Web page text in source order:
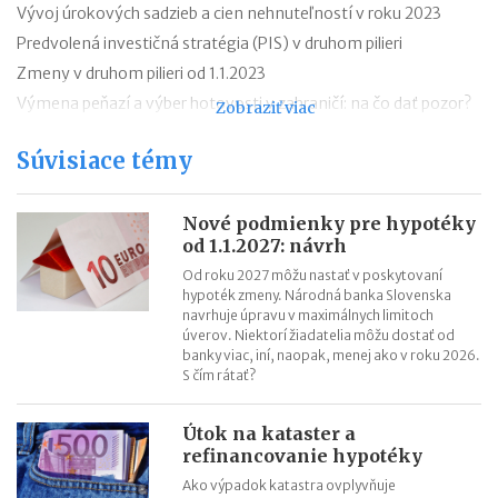
Vývoj úrokových sadzieb a cien nehnuteľností v roku 2023
Predvolená investičná stratégia (PIS) v druhom pilieri
Zmeny v druhom pilieri od 1.1.2023
Výmena peňazí a výber hotovosti v zahraničí: na čo dať pozor?
Ako zistím, či mám druhý pilier?
Daňový bonus na zaplatené úroky z hypotéky v roku 2022
Daňový bonus na zaplatené úroky z hypotéky v praxi
Zobraziť viac
Súvisiace témy
Nové podmienky pre hypotéky
od 1.1.2027: návrh
Od roku 2027 môžu nastať v poskytovaní
hypoték zmeny. Národná banka Slovenska
navrhuje úpravu v maximálnych limitoch
úverov. Niektorí žiadatelia môžu dostať od
banky viac, iní, naopak, menej ako v roku 2026.
S čím rátať?
Útok na kataster a
refinancovanie hypotéky
Ako výpadok katastra ovplyvňuje